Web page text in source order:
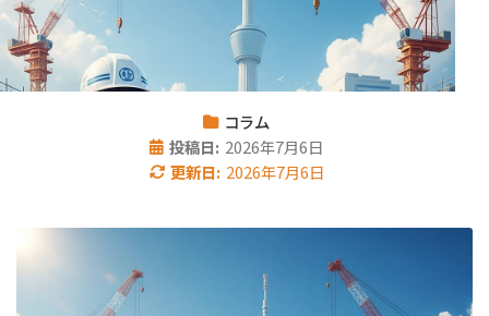
コラム
投稿日: 2026年7月6日
更新日: 2026年7月6日